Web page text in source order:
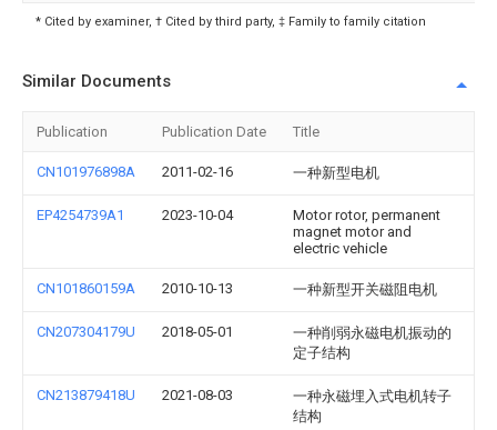
* Cited by examiner, † Cited by third party, ‡ Family to family citation
Similar Documents
Publication Publication Date Title
CN101976898A 2011-02-16 一种新型电机
EP4254739A1 2023-10-04
Motor rotor, permanent
magnet motor and
electric vehicle
CN101860159A 2010-10-13 一种新型开关磁阻电机
CN207304179U 2018-05-01
一种削弱永磁电机振动的
定子结构
CN213879418U 2021-08-03
一种永磁埋入式电机转子
结构